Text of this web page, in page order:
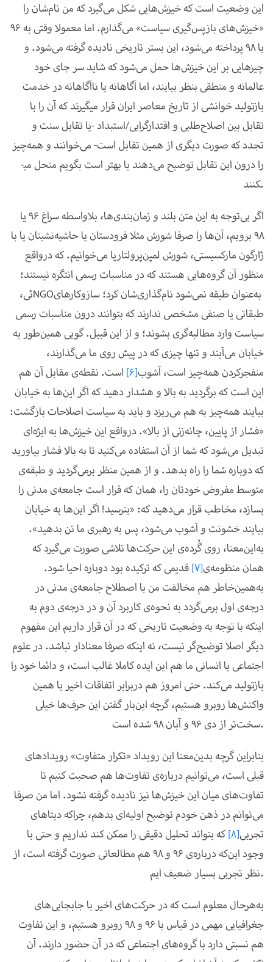
این وضعیت است که خیزش‌هایی شکل می‌گیرد که من نام‌شان را
«خیزش‌های بازپس‌گیری سیاست» می‌گذارم. اما معمولا وقتی به 96
یا 98 پرداخته می‌شود، این بستر تاریخی نادیده گرفته می‌شود. و
چیزهایی بر این خیزش‌ها حمل می‌شود که شاید سر جای خود
عالمانه و منطقی بنظر بیایند، اما آگاهانه یا ناآگاهانه در خدمت
بازتولید خوانشی از تاریخ معاصر ایران قرار می­گیرند که آن را با
تقابل بین اصلاح‌طلبی و اقتدارگرایی/استبداد -یا تقابل سنت و
تجدد که صورت دیگری از همین تقابل است- می‌خوانند و همه‌چیز
را درون این تقابل توضیح می‌دهند یا بهتر است بگویم منحل می­
کنند.
اگر بی‌توجه به این متن بلند و زمان‌بندی‌ها، بلاواسطه سراغ 96 یا
98 برویم، آن‌ها را صرفا شورش مثلا فرودستان یا حاشیه‌نشینان یا با
ژارگون مارکسیستی، شورش لمپن‌پرولتاریا می‌خوانیم. که درواقع
منظور آن گروه‌‌هایی هستند که در مناسبات رسمی انتگره نیستند؛
NGOئی،
طبقاتی یا صنفی مشخصی ندارند که بتوانند درون مناسبات رسمی
سیاست وارد مطالبه‌گری بشوند؛ و از این قبیل. گویی همین‌طور به
خیابان می‌آیند و تنها چیزی که در پیش روی ما میگذارند،
منفجرکردن همه‌چیز است، آشوب[6] است. نقطه‌ی مقابل آن هم
این است که برگردید به بالا و هشدار دهید که اگر این‌ها به خیابان
بیایند همه‌چیز به هم می‌ریزد و باید به سیاست اصلاحات بازگشت:
«فشار از پایین، چانه‌زنی از بالا». درواقع این خیزش‌ها به ابژه‌ای
تبدیل می‌شود که شما از آن استفاده می‌کنید تا به بالا فشار بیاورید
که دوباره شما را راه بدهد. و از همین منظر برمی‌گردید و طبقه‌ی
متوسط مفروض خودتان را، همان که قرار است جامعه‌ی مدنی را
بسازد، مخاطب قرار می‌دهید که: «بترسید! اگر این‌ها به خیابان
بیایند خشونت و آشوب می‌شود، پس به رهبری ما تن بدهید».
به‌این‌معنا، روی گُرده‌ی این حرکت‌ها تلاشی صورت می‌گیرد که
همان منظومه‌ی[7]قدیمی که ترکیده بود دوباره احیا شود.
به‌همین‌خاطر هم مخالفت من با اصطلاح جامعه‌ی ‌مدنی در
درجه‌ی اول برمی‌گردد به نحوه‌ی کاربرد آن و در درجه‌ی دوم به
اینکه با توجه به وضعیت تاریخی که در آن قرار داریم این مفهوم
دیگر اصلا توضیح‌گر نیست، نه اینکه صرفا معنادار نباشد. در علوم
اجتماعی یا انسانی ما هم این ایده کاملا غالب است، و دائما خود را
بازتولید می‌کند. حتی امروز هم دربرابر اتفاقات اخیر با همین
واکنش‌ها روبرو هستیم، گرچه این‌بار گفتن این حرف‌ها خیلی
سخت‌تر از دی 96 و آبان 98 شده است.
بنابراین گرچه بدین‌معنا این رویداد «تکرار متفاوت» رویدادهای
قبلی است، می‌توانیم درباره‌ی تفاوت‌ها هم صحبت کنیم تا
تفاوت‌های میان این خیزش‌ها نیز نادیده گرفته نشود. اما من صرفا
می‌توانم در ذهن خودم توضیح اولیه‌ای بدهم، چراکه دیتاهای
تجربی[8]که بتواند تحلیل دقیقی را ممکن کند نداریم و حتی با
وجود‌ این‌که درباره‌ی 96 و 98 هم مطالعاتی صورت گرفته است، از
نظر تجربی بسیار ضعیف ایم.
به‌هرحال معلوم است که در حرکت‌های اخیر با جابجایی‌های
جغرافیایی مهمی در قیاس با 96 و 98 روبرو هستیم، و این تفاوت
هم نسبتی دارد با گروه‌های اجتماعی که در آن حضور دارند. آن